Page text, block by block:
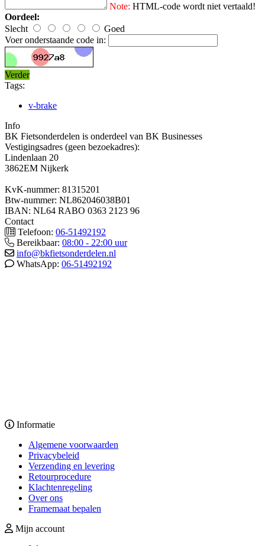
Note: HTML-code wordt niet vertaald!
Oordeel:
Slecht
Goed
Voer onderstaande code in:
Verder
Tags:
v-brake
Info
BK Fietsonderdelen is onderdeel van BK Businesses
Vestigingsadres (geen bezoekadres):
Lindenlaan 20
3862EM Nijkerk
KvK-nummer: 81315201
Btw-nummer: NL862046038B01
IBAN: NL64 RABO 0363 2123 96
Contact
Telefoon: 06-51492192
Bereikbaar: 08:00 - 22:00 uur
info@bkfietsonderdelen.nl
WhatsApp: 06-51492192
Informatie
Algemene voorwaarden
Privacybeleid
Verzending en levering
Retourprocedure
Klachtenregeling
Over ons
Framemaat bepalen
Mijn account